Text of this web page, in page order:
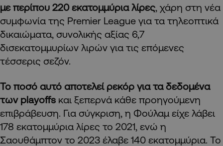
με περίπου 220 εκατομμύρια λίρες, χάρη στη νέα
συμφωνία της Premier League για τα τηλεοπτικά
δικαιώματα, συνολικής αξίας 6,7
δισεκατομμυρίων λιρών για τις επόμενες
τέσσερις σεζόν.
Το ποσό αυτό αποτελεί ρεκόρ για τα δεδομένα
των playoffs και ξεπερνά κάθε προηγούμενη
επιβράβευση. Για σύγκριση, η Φούλαμ είχε λάβει
178 εκατομμύρια λίρες το 2021, ενώ η
Σαουθάμπτον το 2023 έλαβε 140 εκατομμύρια. Το